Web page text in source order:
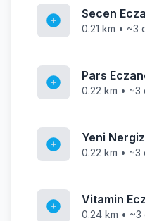
Secen
0.21 km • ~3
Pars
0.22 km • ~3
Yeni
0.22 km • ~3
Vitamin
0.24 km • ~3